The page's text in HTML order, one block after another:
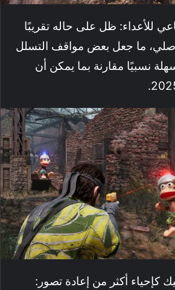
للأعداء: ظل على حاله تقريبًا
ما جعل بعض مواقف التسلل
نسبيًا مقارنة بما يمكن أن
كإحياء أكثر من إعادة تصور: